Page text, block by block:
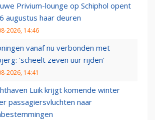
Privium-lounge op Schiphol opent
augustus haar deuren
2026, 14:46
vanaf nu verbonden met
'scheelt zeven uur rijden'
2026, 14:41
Luik krijgt komende winter
passagiersvluchten naar